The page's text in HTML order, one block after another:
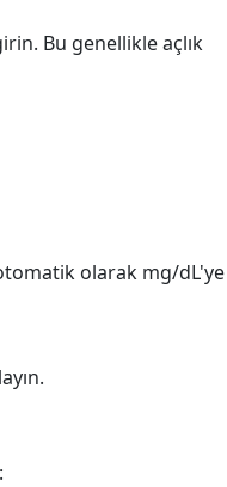
Bu genellikle açlık
olarak mg/dL'ye